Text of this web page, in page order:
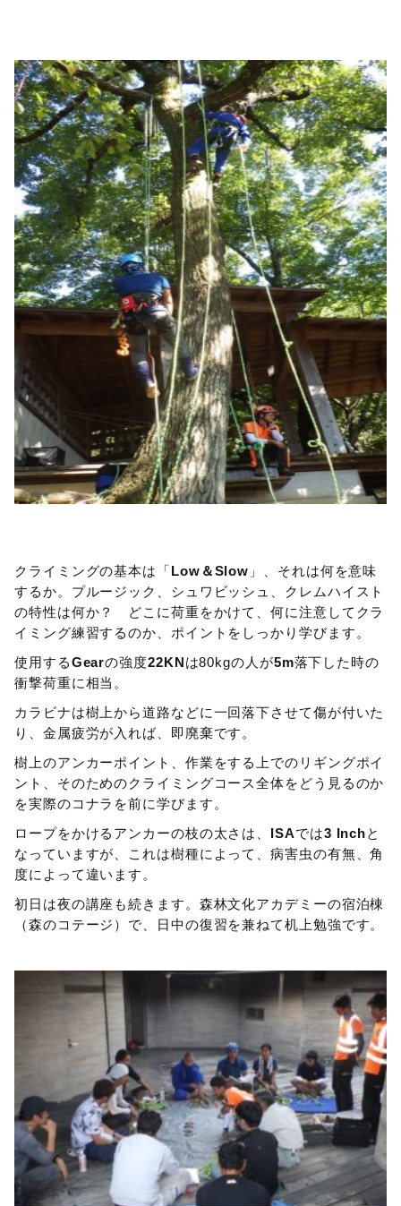
クライミングの基本は「Low＆Slow 」、それは何を意味
するか。プルージック、シュワビッシュ、クレムハイスト
の特性は何か？ どこに荷重をかけて、何に注意してクラ
イミング練習するのか、ポイントをしっかり学びます。
使用するGearの強度22KNは80kgの人が5m落下した時の
衝撃荷重に相当。
カラビナは樹上から道路などに一回落下させて傷が付いた
り、金属疲労が入れば、即廃棄です。
樹上のアンカーポイント、作業をする上でのリギングポイ
ント、そのためのクライミングコース全体をどう見るのか
を実際のコナラを前に学びます。
ロープをかけるアンカーの枝の太さは、 ISAでは3 Inchと
なっていますが、これは樹種によって、病害虫の有無、角
度によって違います。
初日は夜の講座も続きます。森林文化アカデミーの宿泊棟
（森のコテージ）で、日中の復習を兼ねて机上勉強です。